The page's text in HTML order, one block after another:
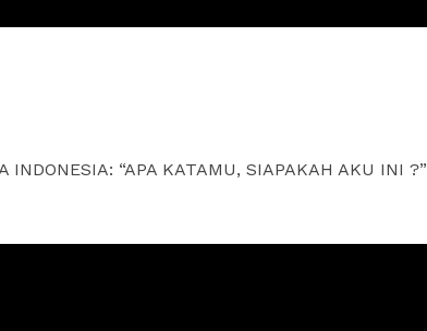
“APA KATAMU, SIAPAKAH AKU INI ?”